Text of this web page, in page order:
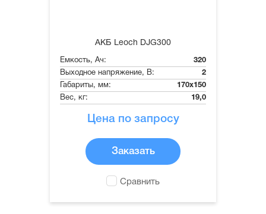
АКБ Leoch DJG300
Емкость, Ач:
320
Выходное напряжение, В:
2
Габариты, мм:
170x150
Вес, кг:
19,0
Цена по запросу
Заказать
Сравнить